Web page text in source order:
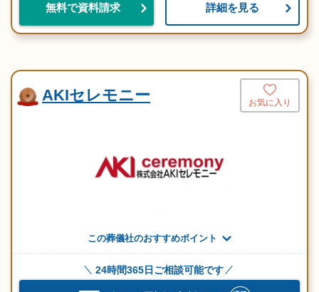
無料で資料請求 詳細を見る
AKIセレモニー お気に入り
この葬儀社のおすすめポイント
24時間365日ご相談可能です